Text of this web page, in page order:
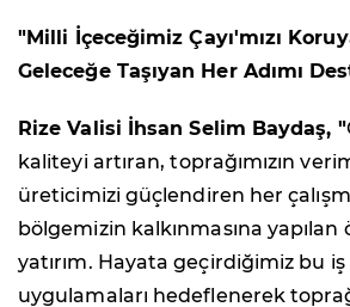
"Milli İçeceğimiz Çayı'mızı
Geleceğe Taşıyan Her Adımı
Rize Valisi İhsan Selim Baydaş, "
kaliteyi artıran, toprağımızın
üreticimizi güçlendiren her
bölgemizin kalkınmasına yapılan
yatırım. Hayata geçirdiğimiz bu
uygulamaları hedeflenerek